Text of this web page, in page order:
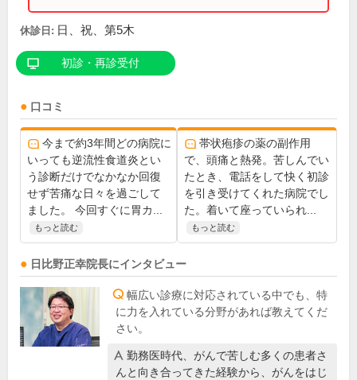
休診日: 日、祝、第5木
初診・再診受付
口コミ
今まで約3年間どの病院に
いっても逆流性食道炎とい
う診断だけでなかなか回復
せず苦痛な日々を過ごして
ました。 今回すぐに胃カ...
もっと読む
帯状疱疹の薬の副作用
で、頭痛と熱発。苦しんでい
たとき、電話をして快く初診
を引き受けてくれた病院でし
た。着いて座っていられ...
もっと読む
日比野正幸院長にインタビュー
幅広い診療に対応されている中でも、特
に力を入れている分野があれば教えてくだ
さい。
勤務医時代、がんで苦しむ多くの患者さ
んと向き合ってきた経験から、がんをはじ